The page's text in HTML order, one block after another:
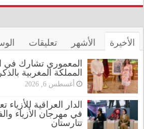
الأخيرة الأشهر تعليقات
المعموري تشارك في
المملكة المغربية بالذكرى الـ27
أغسطس 6, 2026
الدار العراقية
في مهرجان الأزياء
تتارستان